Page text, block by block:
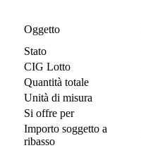
Oggetto
Stato
CIG Lotto
Quantità totale
Unità di misura
Si offre per
Importo soggetto a
ribasso